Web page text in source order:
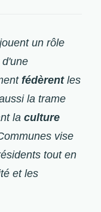
jouent un rôle
fédèrentles
la trame
la culture
vise
tout en
et les